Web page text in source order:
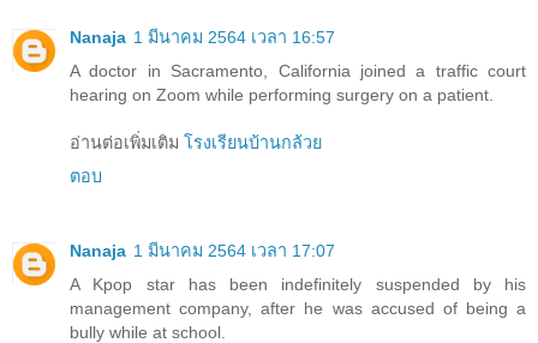
Nanaja 1 มีนาคม 2564 เวลา 16:57
A doctor in Sacramento, California joined a traffic court
hearing on Zoom while performing surgery on a patient.
อ่านต่อเพิ่มเติม โรงเรียนบ้านกล้วย
ตอบ
Nanaja 1 มีนาคม 2564 เวลา 17:07
A Kpop star has been indefinitely suspended by his
management company, after he was accused of being a
bully while at school.